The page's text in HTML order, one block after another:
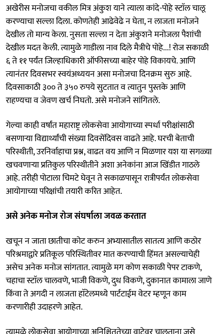
अखेरीस मनोजचा वकील मित्र अंकुश याने त्याला कांदे-पोहे स्टाॅल चालू
करण्याचा सल्ला दिला. कोणतेही आढेवेढे न घेता, न लाजता मनोजने
देखील तो मान्य केला. नुसता सल्ला न देता अंकुशने मनोजला पैशांची
देखील मदत केली. त्यामुळे गाडीला नाव दिले मैत्रीचे पोहे...! रोज सकाळी
६ ते ११ पर्यंत जिल्हाधिकारी ऑफीसच्या बाहेर पोहे विकायचे. आणि
त्यानंतर दिवसभर स्वयंअध्ययन असा मनोजचा दिनक्रम सुरु आहे.
दिवसाकाठी ३०० ते ३५० रुपये सुटतात व त्यातुन पुस्तके आणि
राहण्यचा व जेवण खर्च निघतो. असे मनोजने सांगितले.
गेल्या काही वर्षांत महाराष्ट्र लोकसेवा आयोगाच्या स्पर्धा परीक्षांसाठी
बसणाऱ्या विद्यार्थ्यांची संख्या दिवसेंदिवस वाढते आहे. घरची बेताची
परिस्थीती, उरनिर्वाहाचा प्रश्न, वाढत वय आणि न मिळणार यश या सगळ्या
खचवणाऱ्या प्रतिकुल परिस्थीतीने अशा अनेकांना आज खिंडीत गाठले
आहे. तरीही पोटाला चिमटे घेवून ते सकाळपासून रात्रीपर्यंत लोकसेवा
आयोगाच्या परिक्षांची तयारी करित आहेत.
असे अनेक मनोज रोज संघर्षाला जवळ करतात
खचून न जाता छातीचा कोट करुन अभ्यासातील सातत्य आणि कठोर
परिश्रमाद्वारे प्रतिकूल परिस्थितीवर मात करण्याची हिंमत असल्याचेही
असेच अनेक मनोज सांगतात. त्यामुळे मग कोण सकाळी पेपर टाकणे,
चहाचा स्टाॅल चालवणे, भाजी विकणे, दुध विकणे, दुकानात कामाला जाणे
किंवा ते अगदी न लाजता हाॅटेलमध्ये पार्टटाईम वेटर म्हणून काम
करणारीही उदाहरणे आहेत.